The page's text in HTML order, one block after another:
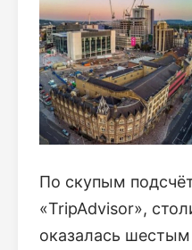
По скупым
«TripAdvisor»,
оказалась